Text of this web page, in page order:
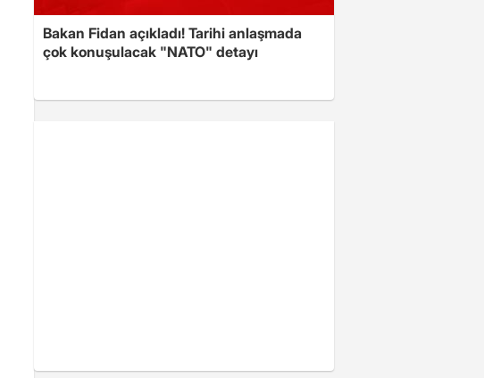
Bakan Fidan açıkladı! Tarihi anlaşmada
çok konuşulacak "NATO" detayı